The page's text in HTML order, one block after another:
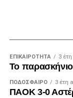
ΕΠΙΚΑΙΡΌΤΗΤΑ 3
Το
ΠΟΔΌΣΦΑΙΡΟ 3 έτη
ΠΑΟΚ 3-0